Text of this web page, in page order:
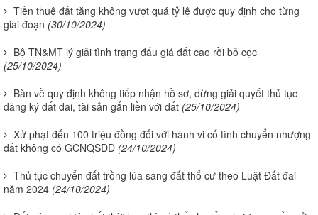
Tiền thuê đất tăng không vượt quá tỷ lệ được quy định cho từng
giai đoạn (30/10/2024)
Bộ TN&MT lý giải tình trạng đấu giá đất cao rồi bỏ cọc
(25/10/2024)
Bàn về quy định không tiếp nhận hồ sơ, dừng giải quyết thủ tục
đăng ký đất đai, tài sản gắn liền với đất (25/10/2024)
Xử phạt đến 100 triệu đồng đối với hành vi cố tình chuyển nhượng
đất không có GCNQSDĐ (24/10/2024)
Thủ tục chuyển đất trồng lúa sang đất thổ cư theo Luật Đất đai
năm 2024 (24/10/2024)